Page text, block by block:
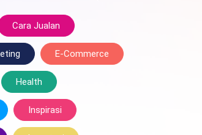
Cara Jualan
E-Commerce
Health
Inspirasi